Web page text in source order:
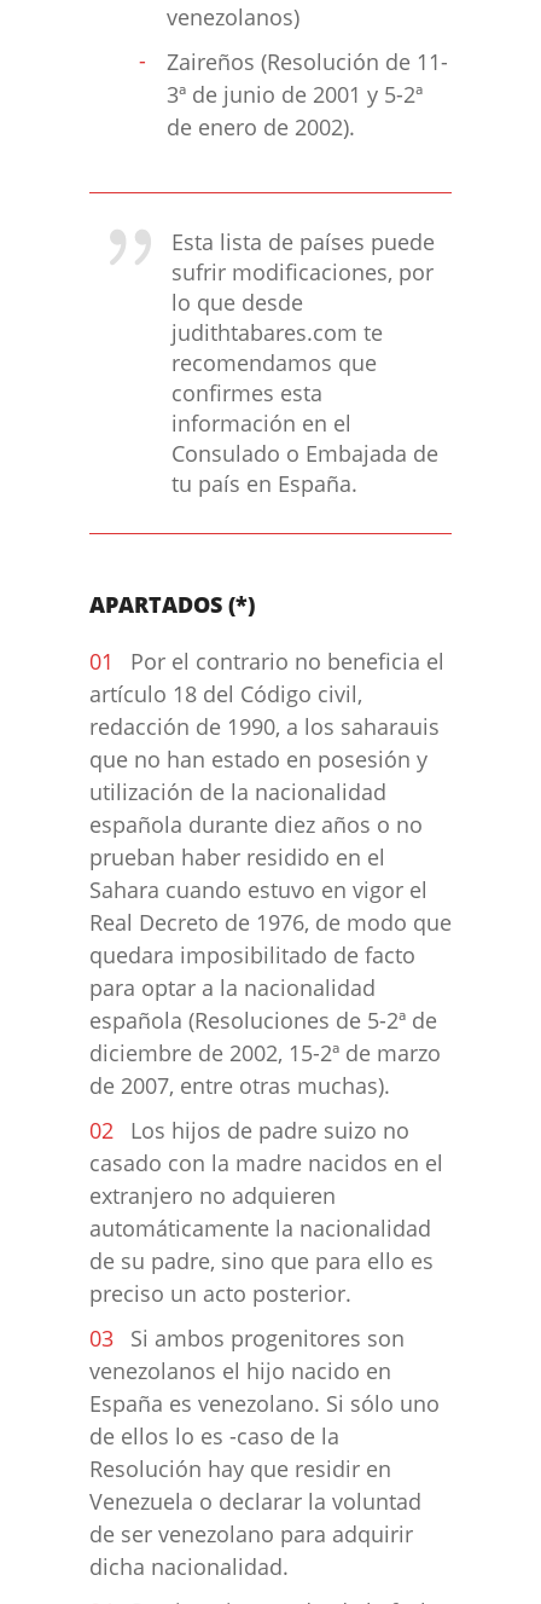
venezolanos)
Zaireños (Resolución de 11-
3ª de junio de 2001 y 5-2ª
de enero de 2002).
Esta lista de países puede
sufrir modificaciones, por
lo que desde
judithtabares.com te
recomendamos que
confirmes esta
información en el
Consulado o Embajada de
tu país en España.
APARTADOS (*)
Por el contrario no beneficia el
artículo 18 del Código civil,
redacción de 1990, a los saharauis
que no han estado en posesión y
utilización de la nacionalidad
española durante diez años o no
prueban haber residido en el
Sahara cuando estuvo en vigor el
Real Decreto de 1976, de modo que
quedara imposibilitado de facto
para optar a la nacionalidad
española (Resoluciones de 5-2ª de
diciembre de 2002, 15-2ª de marzo
de 2007, entre otras muchas).
Los hijos de padre suizo no
casado con la madre nacidos en el
extranjero no adquieren
automáticamente la nacionalidad
de su padre, sino que para ello es
preciso un acto posterior.
Si ambos progenitores son
venezolanos el hijo nacido en
España es venezolano. Si sólo uno
de ellos lo es -caso de la
Resolución hay que residir en
Venezuela o declarar la voluntad
de ser venezolano para adquirir
dicha nacionalidad.